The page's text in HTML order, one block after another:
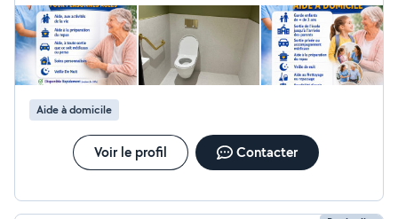
Aide à domicile
Voir le profil Contacter